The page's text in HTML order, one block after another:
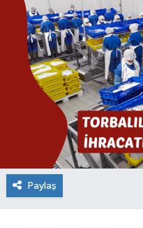
Paylaş